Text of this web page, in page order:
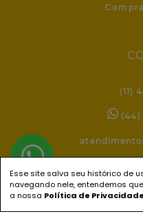
(11)
(44)
Esse site salva seu histórico de
navegando nele, entendemos
a nossa Política de Privacidade